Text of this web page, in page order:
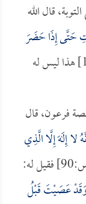
قال الله
حَتَّى إِذَا حَضَرَ
[النساء:18] هذا ليس له
فرعون، قال
إِلَهَ إِلَّا الَّذِي
له:
عَصَيْتَ قَبْلُ